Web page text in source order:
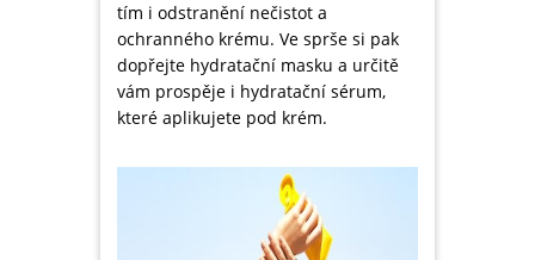
tím i odstranění nečistot a
ochranného krému. Ve sprše si pak
dopřejte hydratační masku a určitě
vám prospěje i hydratační sérum,
které aplikujete pod krém.